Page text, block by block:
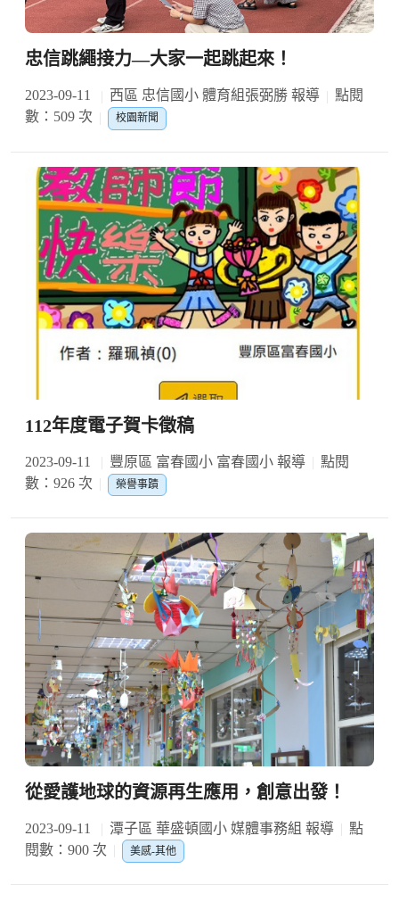
忠信跳繩接力—大家一起跳起來！
2023-09-11 西區 忠信國小 體育組張弼勝 報導
點閱
數：509 次
校園新聞
112年度電子賀卡徵稿
2023-09-11 豐原區 富春國小 富春國小 報導
點閱
數：926 次
榮譽事蹟
從愛護地球的資源再生應用，創意出發！
2023-09-11 潭子區 華盛頓國小 媒體事務組 報導
點
閱數：900 次
美感-其他